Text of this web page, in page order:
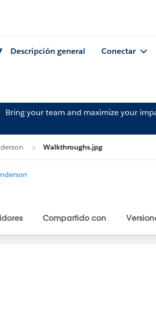
Descripción general Conectar
Bring your team and maximize your
Walkthroughs.jpg
Compartido con